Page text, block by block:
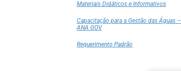
Materiais Didáticos e Informativos
Capacitação para a Gestão das Águas –
ANA GOV
Requerimento Padrão